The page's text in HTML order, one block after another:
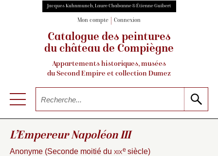
Jacques Kuhnmunch, Laure Chabanne & Étienne Guibert
Mon compte Connexion
Catalogue des peintures
du château de Compiègne
Appartements historiques, musées
du Second Empire et collection Dumez
L’Empereur Napoléon III
Anonyme (Seconde moitié du xixe siècle)